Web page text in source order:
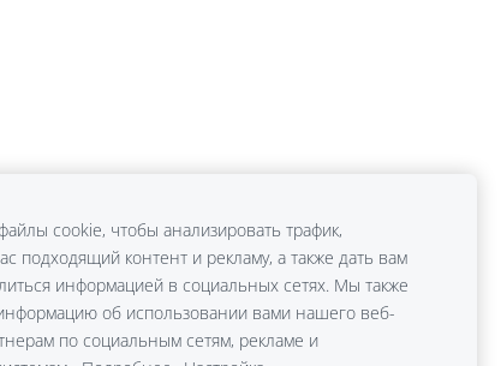
cookie, чтобы анализировать трафик,
подходящий контент и рекламу, а также дать вам
информацией в социальных сетях. Мы также
об использовании вами нашего веб-
по социальным сетям, рекламе и